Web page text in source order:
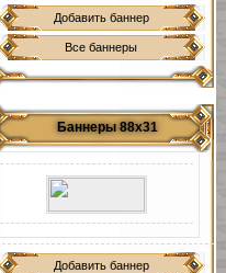
Добавить баннер
Все баннеры
Баннеры 88х31
Добавить баннер